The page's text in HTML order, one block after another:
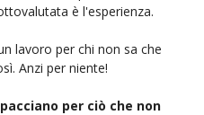
è l'esperienza.
lavoro per chi non sa che
Anzi per niente!
per ciò che non